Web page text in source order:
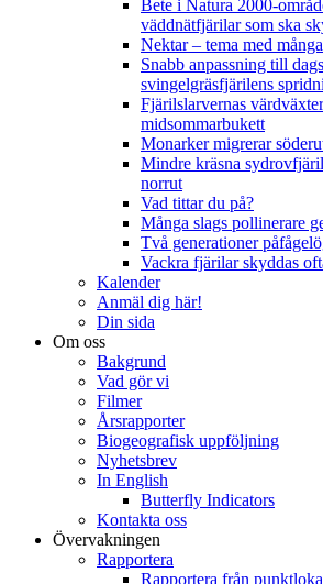
Bete i Natura 2000-
väddnätfjärilar som ska
Nektar – tema med
Snabb anpassning till
svingelgräsfjärilens
Fjärilslarvernas
midsommarbukett
Monarker migrerar
Mindre kräsna
norrut
Vad tittar du på?
Många slags pollinerare
Två generationer
Vackra fjärilar skyddas
Kalender
Anmäl dig här!
Din sida
Om oss
Bakgrund
Vad gör vi
Filmer
Årsrapporter
Biogeografisk uppföljning
Nyhetsbrev
In English
Butterfly Indicators
Kontakta oss
Övervakningen
Rapportera
Rapportera från